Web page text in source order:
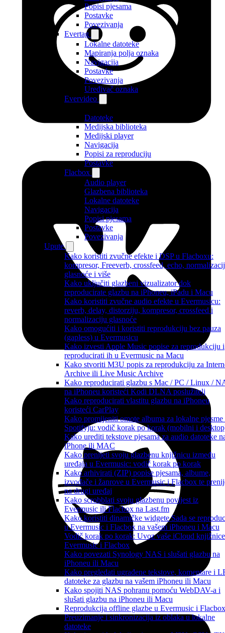
Popisi pjesama
Postavke
Povezivanja
Evertag
Lokalne datoteke
Mapiranja polja oznaka
Navigacija
Postavke
Povezivanja
Uređivač oznaka
Evervideo
Datoteke
Medijska biblioteka
Medijski player
Navigacija
Popisi za reproduciju
Postavke
Flacbox
Audio player
Glazbena biblioteka
Lokalne datoteke
Navigacija
Popisi pjesama
Postavke
Povezivanja
Upute
Kako koristiti zvučne efekte i DSP u Flacboxu:
kompresor, Freeverb, crossfeed, echo,
glasnoće i više
Kako uključiti glazbeni vizualizator dok
reproducirate glazbu na iPhoneu, iPadu i Macu
Kako koristiti zvučne audio efekte u Evermusicu:
reverb, delay, distorziju, kompresor, crossfeed i
normalizaciju glasnoće
Kako omogućiti i koristiti reprodukciju bez pauza
(gapless) u Evermusicu
Kako izvesti Apple Music popise za reprodukciju i
reproducirati ih u Evermusic na Macu
Kako stvoriti M3U popis za reprodukciju za
Archive ili Live Music Archive
Kako reproducirati glazbu s Mac / PC / Linux /
na iPhoneu koristeći Kodi DLNA poslužitelj
Kako reproducirati vlastitu glazbu na iPhoneu
koristeći CarPlay
Kako promijeniti omote albuma za lokalne pjesme
Spotifyju: vodič korak po korak (mobilni i
Kako urediti tekstove pjesama za audio datoteke
iPhone ili MAC
Kako prenijeti svoju glazbenu knjižnicu između
uređaja u Evermusic: vodič korak po korak
Kako arhivirati (ZIP) popise pjesama, albume,
izvođače i žanrove u Evermusic i Flacbox te
na drugi uređaj
Kako scrobblati svoju glazbenu povijest iz
Evermusic ili Flacbox na Last.fm
Kako koristiti dinamičke widgete Sada se
u Evermusic i Flacbox na vašem iPhoneu i Macu
Vodič korak po korak: Uvoz vaše iCloud
Evermusic i Flacbox
Kako povezati Synology NAS i slušati glazbu na
iPhoneu ili Macu
Kako pregledati ugrađene tekstove, komentare i
datoteke za glazbu na vašem iPhoneu ili Macu
Kako spojiti NAS pohranu pomoću WebDAV-a i
slušati glazbu na iPhoneu ili Macu
Reprodukcija offline glazbe u Evermusic i
Preuzimanje i sinkronizacija iz oblaka u lokalne
datoteke